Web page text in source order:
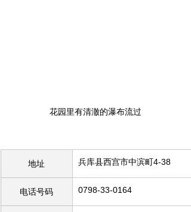
花园里有清澈的瀑布流过
地址 兵库县西宫市中滨町4-38
电话号码 0798-33-0164